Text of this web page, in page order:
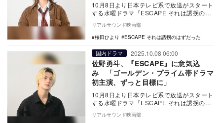
10月8日より日本テレビ系で放送がスタート
する水曜ドラマ『ESCAPE それは誘拐のは
ずだった』。佐野勇斗と共にW主演を務め
る桜…
リアルサウンド映画部
桜田ひより
ESCAPE それは誘拐のはずだった
国内ドラマ 2025.10.08 06:00
佐野勇斗、『ESCAPE』に意気込
み 「ゴールデン・プライム帯ドラマ
初主演、ずっと目標に」
10月8日より日本テレビ系で放送がスタート
する水曜ドラマ『ESCAPE それは誘拐のは
ずだった』。桜田ひよりと共にW主演を務
める…
リアルサウンド映画部